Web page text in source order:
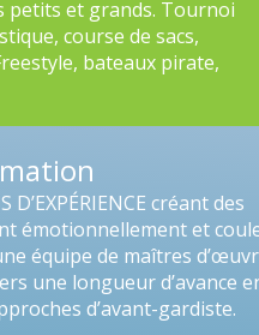
petits et grands. Tournoi
course de sacs,
bateaux pirate,
créant des
émotionnellement et
équipe de maîtres
une longueur d’avance
d’avant-gardiste.